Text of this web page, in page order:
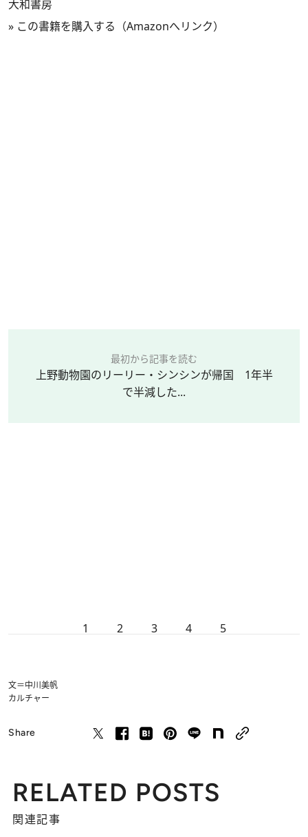
大和書房
» この書籍を購入する（Amazonへリンク）
最初から記事を読む
上野動物園のリーリー・シンシンが帰国 1年半
で半減した...
1 2 3 4 5
文＝中川美帆
カルチャー
Share
RELATED POSTS
関連記事